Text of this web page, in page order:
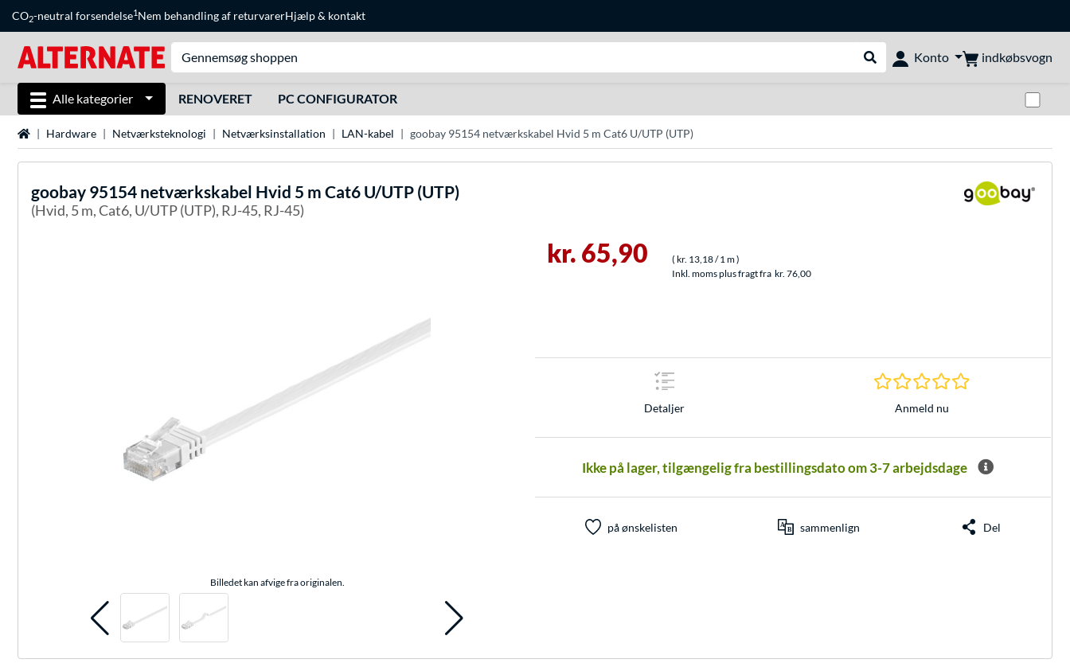
CO2-neutral forsendelse1Nem behandling af returvarerHjælp& kontakt
Udfør søgning
Konto indkøbsvogn
Alle kategorier RENOVERET PC CONFIGURATOR
StartsideHardware Netværksteknologi Netværksinstallation LAN-kabel goobay 95154 netværkskabel Hvid 5 m Cat6 U/UTP (UTP)
goobay 95154 netværkskabel Hvid 5 m Cat6 U/UTP (UTP)
(Hvid, 5 m, Cat6, U/UTP (UTP), RJ-45, RJ-45)
Billedet kan afvige fra originalen.
kr. 65,90 ( kr. 13,18/ 1 m)
Inkl. moms plus fragt fra kr. 76,00
Detaljer
0.0 Stjerner hos 0
Anmeld nu
Ikke på lager, tilgængelig fra bestillingsdato om 3-7 arbejdsdage
på ønskelisten sammenlign Del